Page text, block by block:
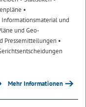
•
Informationsmaterial und
und Geo-
Pressemitteilungen •
Mehr Informationen